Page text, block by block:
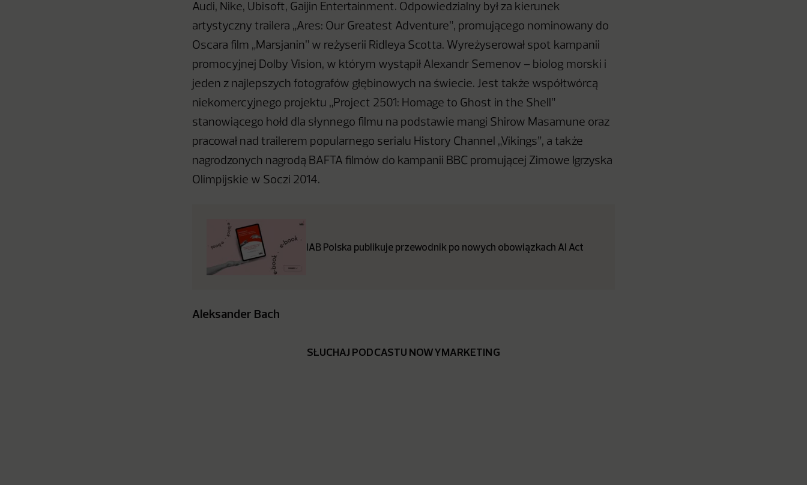
Audi, Nike, Ubisoft, Gaijin Entertainment. Odpowiedzialny był za kierunek
artystyczny trailera „Ares: Our Greatest Adventure”, promującego nominowany do
Oscara film „Marsjanin” w reżyserii Ridleya Scotta. Wyreżyserował spot kampanii
promocyjnej Dolby Vision, w którym wystąpił Alexandr Semenov – biolog morski i
jeden z najlepszych fotografów głębinowych na świecie. Jest także współtwórcą
niekomercyjnego projektu „Project 2501: Homage to Ghost in the Shell”
stanowiącego hołd dla słynnego filmu na podstawie mangi Shirow Masamune oraz
pracował nad trailerem popularnego serialu History Channel „Vikings”, a także
nagrodzonych nagrodą BAFTA filmów do kampanii BBC promującej Zimowe Igrzyska
Olimpijskie w Soczi 2014.
IAB Polska publikuje przewodnik po nowych obowiązkach AI Act
Aleksander Bach
SŁUCHAJ PODCASTU NOWYMARKETING